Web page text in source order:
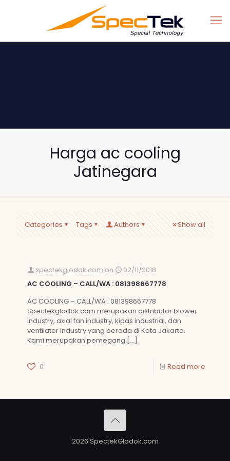
Harga ac cooling
Jatinegara
Categories Tags Authors Show all
spectekglodok.com on
02/11/2018
AC COOLING – CALL/WA : 081398667778
AC COOLING – CALL/WA : 081398667778
Spectekglodok.com merupakan distributor blower
industry, axial fan industry, kipas industrial, dan
ventilator industry yang berada di Kota Jakarta.
Kami merupakan pemegang […]
0 Read more
2026 SpectekGlodok.com